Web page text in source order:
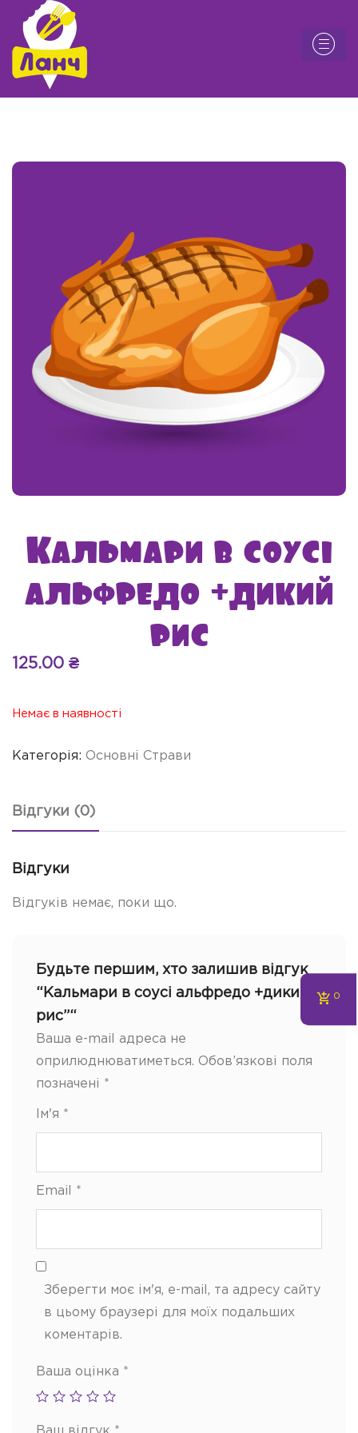
Кальмари в соусі
альфредо +дикий
рис
125.00 ₴
Немає в наявності
Категорія: Основні Страви
Відгуки (0)
Відгуки
Відгуків немає, поки що.
Будьте першим, хто залишив відгук
“Кальмари в соусі альфредо +дикий
рис”“
Ваша e-mail адреса не
оприлюднюватиметься. Обов’язкові поля
позначені *
Ім'я *
Email *
Зберегти моє ім'я, e-mail, та адресу сайту
в цьому браузері для моїх подальших
коментарів.
Ваша оцінка *
0